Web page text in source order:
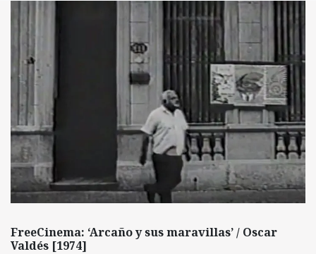
FreeCinema: ‘Arcaño y sus maravillas’ / Oscar
Valdés [1974]